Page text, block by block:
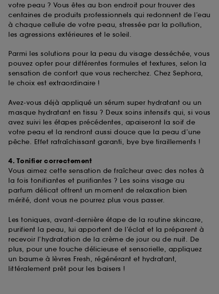
votre peau ? Vous êtes au bon endroit pour trouver des
centaines de produits professionnels qui redonnent de l’eau
à chaque cellule de votre peau, stressée par la pollution,
les agressions extérieures et le soleil.
Parmi les solutions pour la peau du visage desséchée, vous
pouvez opter pour différentes formules et textures, selon la
sensation de confort que vous recherchez. Chez Sephora,
le choix est extraordinaire !
Avez-vous déjà appliqué un sérum super hydratant ou un
masque hydratant en tissu ? Deux soins intensifs qui, si vous
avez suivi les étapes précédentes, apaiseront la soif de
votre peau et la rendront aussi douce que la peau d’une
pêche. Effet rafraîchissant garanti, bye bye tiraillements !
4. Tonifier correctement
Vous aimez cette sensation de fraîcheur avec des notes à
la fois tonifiantes et purifiantes ? Les soins visage au
parfum délicat offrent un moment de relaxation bien
mérité, dont vous ne pourrez plus vous passer.
Les toniques, avant-dernière étape de la routine skincare,
purifient la peau, lui apportent de l’éclat et la préparent à
recevoir l’hydratation de la crème de jour ou de nuit. De
plus, pour une touche délicieuse et sensorielle, appliquez
un baume à lèvres Fresh, régénérant et hydratant,
littéralement prêt pour les baisers !